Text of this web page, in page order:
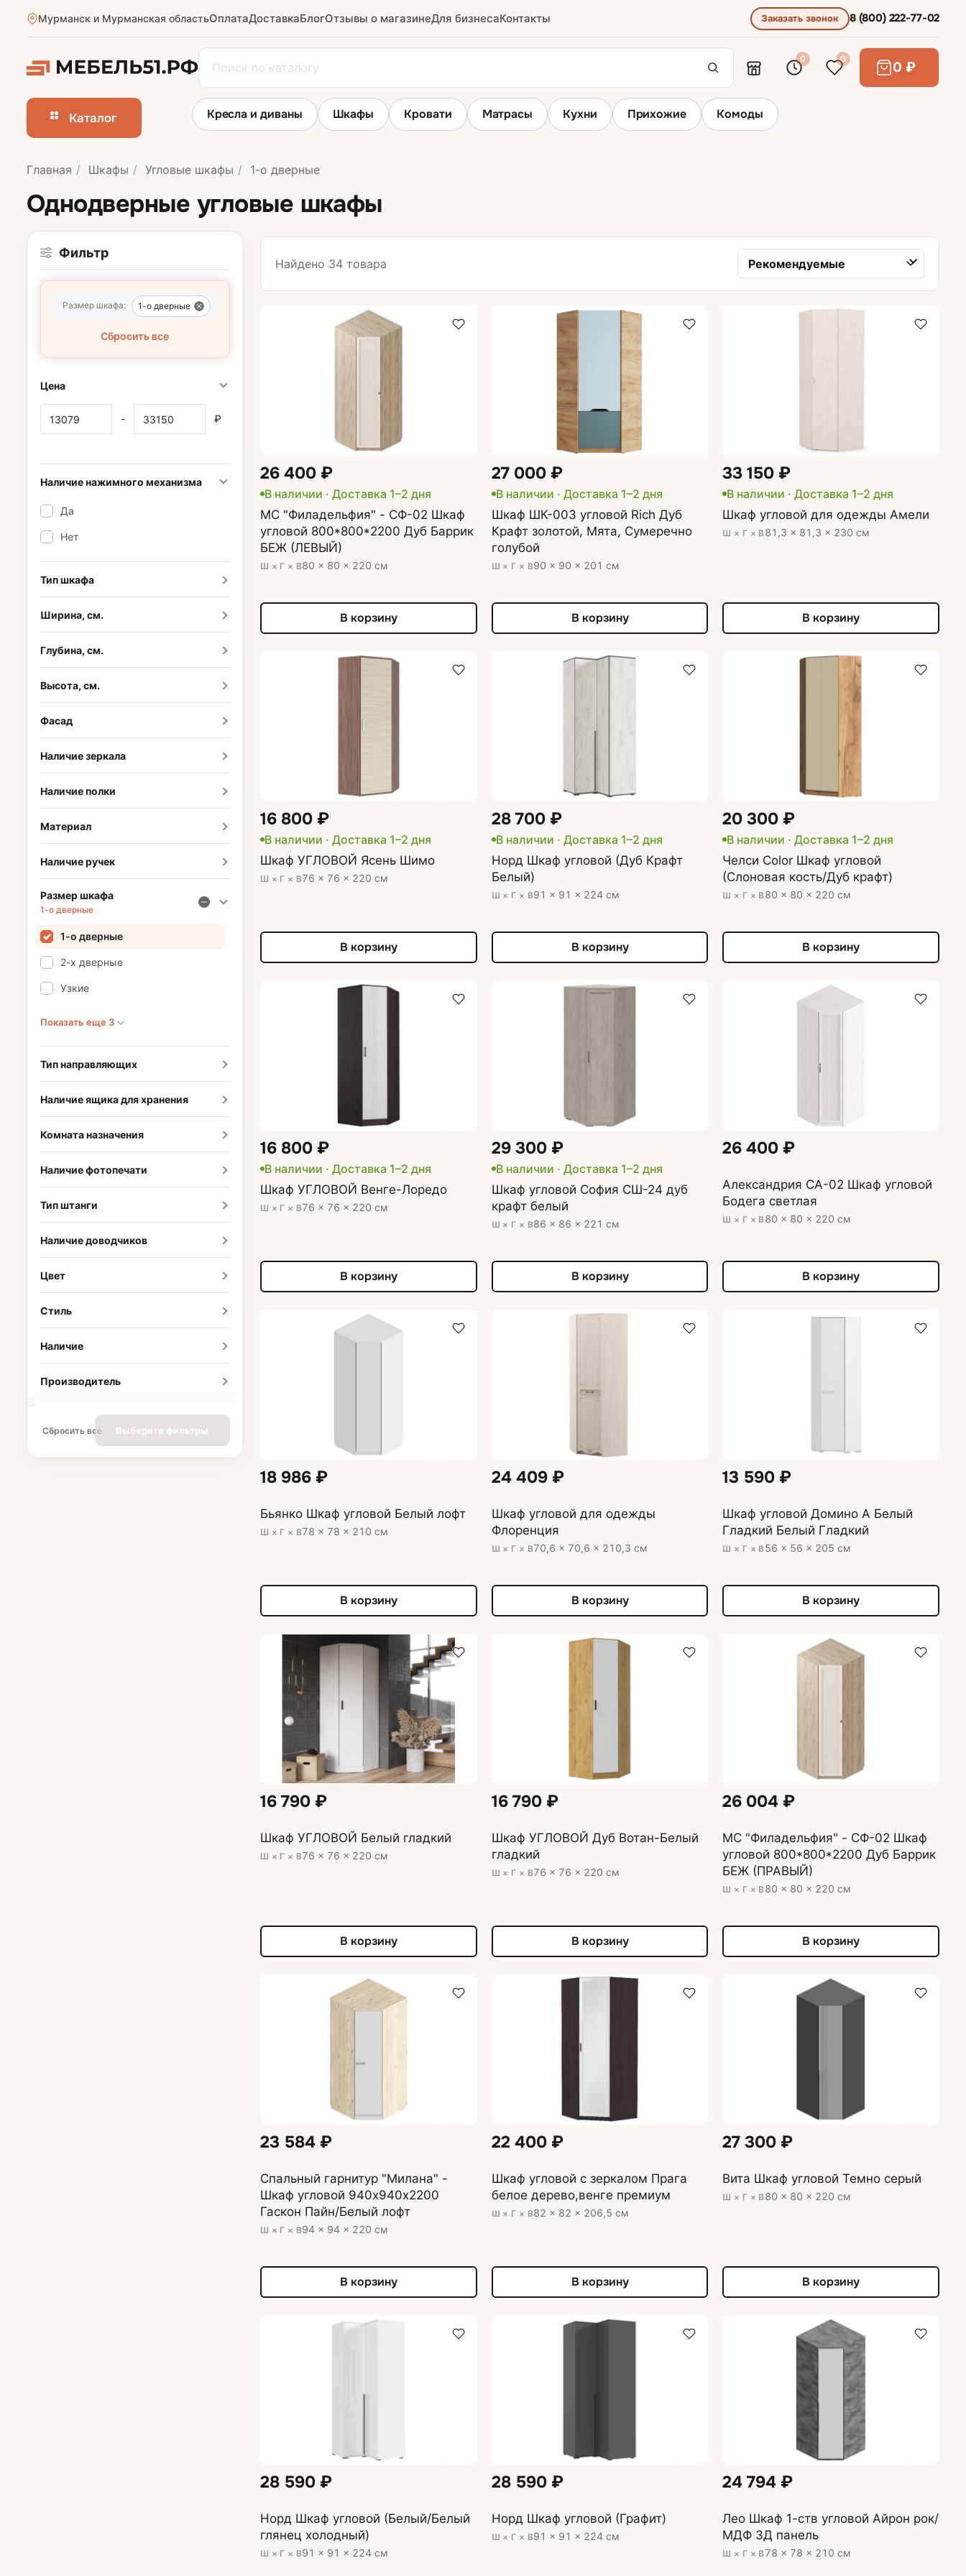
Мурманск и Мурманская областьОплатаДоставкаБлогОтзывы о магазинеДля бизнесаКонтакты Заказать звонок 8 (800) 222-77-02
0 0 0 ₽
Каталог
Шкафы на заказ
Кресла и диваны Шкафы Кровати Матрасы Кухни Прихожие Комоды
Главная Шкафы Угловые шкафы 1-о дверные
Однодверные угловые шкафы
Фильтр
Размер шкафа: 1-о дверные
Сбросить все
Цена
- ₽
Наличие нажимного механизма
Да
Нет
Тип шкафа
Ширина, см.
Глубина, см.
Высота, см.
Фасад
Наличие зеркала
Наличие полки
Материал
Наличие ручек
1-о дверные
Размер шкафа
1-о дверные
2-х дверные
Узкие
Показать еще 3
Тип направляющих
Наличие ящика для хранения
Комната назначения
Наличие фотопечати
Тип штанги
Наличие доводчиков
Цвет
Стиль
Наличие
Производитель
Сбросить все Выберите фильтры
Найдено 34 товара
Сортировка товаров
26 400 ₽
В наличии · Доставка 1–2 дня
МС "Филадельфия" - СФ-02 Шкаф
угловой 800*800*2200 Дуб Баррик
БЕЖ (ЛЕВЫЙ)
Ш × Г × В80 × 80 × 220 см
В корзину
27 000 ₽
В наличии · Доставка 1–2 дня
Шкаф ШК-003 угловой Rich Дуб
Крафт золотой, Мята, Сумеречно
голубой
Ш × Г × В90 × 90 × 201 см
В корзину
33 150 ₽
В наличии · Доставка 1–2 дня
Шкаф угловой для одежды Амели
Ш × Г × В81,3 × 81,3 × 230 см
В корзину
16 800 ₽
В наличии · Доставка 1–2 дня
Шкаф УГЛОВОЙ Ясень Шимо
Ш × Г × В76 × 76 × 220 см
В корзину
28 700 ₽
В наличии · Доставка 1–2 дня
Норд Шкаф угловой (Дуб Крафт
Белый)
Ш × Г × В91 × 91 × 224 см
В корзину
20 300 ₽
В наличии · Доставка 1–2 дня
Челси Color Шкаф угловой
(Слоновая кость/Дуб крафт)
Ш × Г × В80 × 80 × 220 см
В корзину
16 800 ₽
В наличии · Доставка 1–2 дня
Шкаф УГЛОВОЙ Венге-Лоредо
Ш × Г × В76 × 76 × 220 см
В корзину
29 300 ₽
В наличии · Доставка 1–2 дня
Шкаф угловой София СШ-24 дуб
крафт белый
Ш × Г × В86 × 86 × 221 см
В корзину
26 400 ₽
Александрия СА-02 Шкаф угловой
Бодега светлая
Ш × Г × В80 × 80 × 220 см
В корзину
18 986 ₽
Бьянко Шкаф угловой Белый лофт
Ш × Г × В78 × 78 × 210 см
В корзину
24 409 ₽
Шкаф угловой для одежды
Флоренция
Ш × Г × В70,6 × 70,6 × 210,3 см
В корзину
13 590 ₽
Шкаф угловой Домино А Белый
Гладкий Белый Гладкий
Ш × Г × В56 × 56 × 205 см
В корзину
16 790 ₽
Шкаф УГЛОВОЙ Белый гладкий
Ш × Г × В76 × 76 × 220 см
В корзину
16 790 ₽
Шкаф УГЛОВОЙ Дуб Вотан-Белый
гладкий
Ш × Г × В76 × 76 × 220 см
В корзину
26 004 ₽
МС "Филадельфия" - СФ-02 Шкаф
угловой 800*800*2200 Дуб Баррик
БЕЖ (ПРАВЫЙ)
Ш × Г × В80 × 80 × 220 см
В корзину
23 584 ₽
Спальный гарнитур "Милана" -
Шкаф угловой 940х940х2200
Гаскон Пайн/Белый лофт
Ш × Г × В94 × 94 × 220 см
В корзину
22 400 ₽
Шкаф угловой с зеркалом Прага
белое дерево,венге премиум
Ш × Г × В82 × 82 × 206,5 см
В корзину
27 300 ₽
Вита Шкаф угловой Темно серый
Ш × Г × В80 × 80 × 220 см
В корзину
28 590 ₽
Норд Шкаф угловой (Белый/Белый
глянец холодный)
Ш × Г × В91 × 91 × 224 см
28 590 ₽
Норд Шкаф угловой (Графит)
Ш × Г × В91 × 91 × 224 см
24 794 ₽
Лео Шкаф 1-ств угловой Айрон рок/
МДФ 3Д панель
Ш × Г × В78 × 78 × 210 см